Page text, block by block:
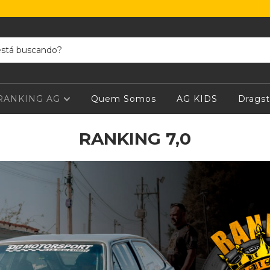
AG Quem Somos AG KIDS
RANKING 7,0